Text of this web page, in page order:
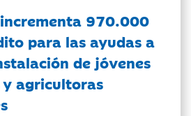
970.000
para las ayudas a
de jóvenes
agricultoras